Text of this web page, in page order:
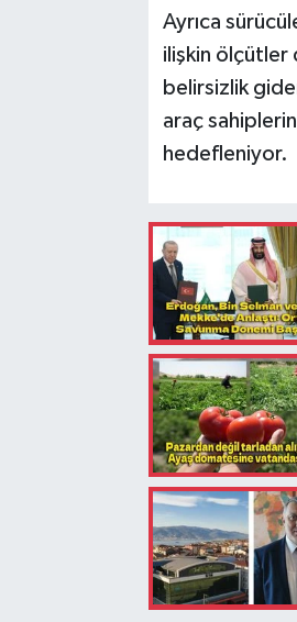
Ayrıca
ilişkin ölçütler
belirsizlik
araç
hedefleniyor.